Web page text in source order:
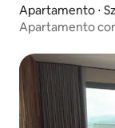
Apartamento ⋅
Apartamento